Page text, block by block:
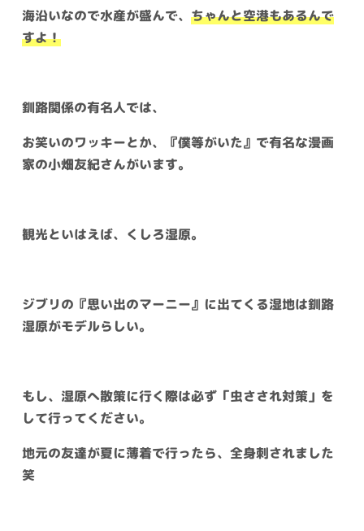
海沿いなので水産が盛んで、ちゃんと空港もあるんで
すよ！
釧路関係の有名人では、
お笑いのワッキーとか、『僕等がいた』で有名な漫画
家の小畑友紀さんがいます。
観光といはえば、くしろ湿原。
ジブリの『思い出のマーニー』に出てくる湿地は釧路
湿原がモデルらしい。
もし、湿原へ散策に行く際は必ず「虫さされ対策」を
して行ってください。
地元の友達が夏に薄着で行ったら、全身刺されました
笑